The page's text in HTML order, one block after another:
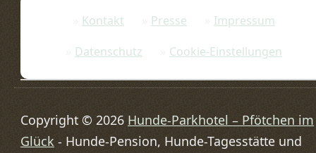
Kontakt Presse
Impressum
Datenschutz
Cookie-Einstellungen
Copyright © 2026 Hunde-Parkhotel – Pfötchen im
Glück - Hunde-Pension, Hunde-Tagesstätte und